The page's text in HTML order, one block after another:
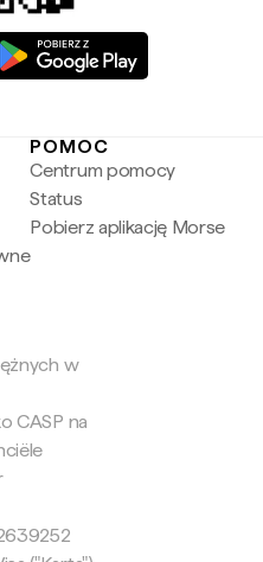
POMOC
Centrum pomocy
Status
Pobierz aplikację Morse
w
CASP na